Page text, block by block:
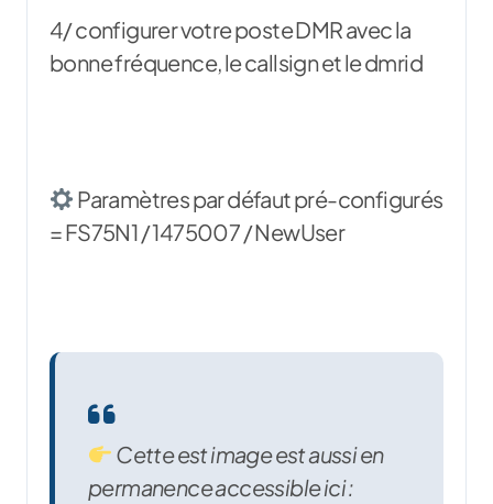
4/ configurer votre poste DMR avec la
bonne fréquence, le callsign et le dmrid
Paramètres par défaut pré-configurés
= FS75N1 / 1475007 / NewUser
Cette est image est aussi en
permanence accessible ici :